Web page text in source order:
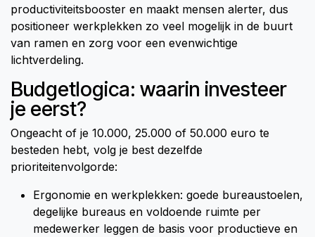
productiviteitsbooster en maakt mensen alerter, dus
positioneer werkplekken zo veel mogelijk in de buurt
van ramen en zorg voor een evenwichtige
lichtverdeling.
Budgetlogica: waarin investeer
je eerst?
Ongeacht of je 10.000, 25.000 of 50.000 euro te
besteden hebt, volg je best dezelfde
prioriteitenvolgorde:
Ergonomie en werkplekken: goede bureaustoelen,
degelijke bureaus en voldoende ruimte per
medewerker leggen de basis voor productieve en